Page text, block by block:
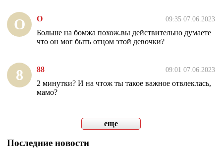
О О 09:35 07.06.2023
Больше на бомжа похож.вы действительно думаете
что он мог быть отцом этой девочки?
8 88 09:01 07.06.2023
2 минутки? И на чтож ты такое важное отвлеклась,
мамо?
еще
Последние новости